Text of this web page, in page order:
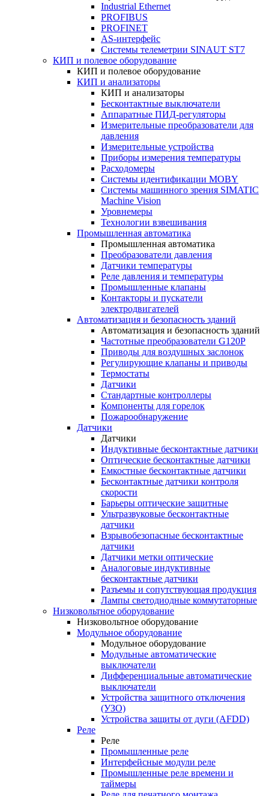
Industrial Ethernet
PROFIBUS
PROFINET
AS-интерфейс
Системы телеметрии SINAUT ST7
КИП и полевое оборудование
КИП и полевое оборудование
КИП и анализаторы
КИП и анализаторы
Бесконтактные выключатели
Аппаратные ПИД-регуляторы
Измерительные преобразователи для
давления
Измерительные устройства
Приборы измерения температуры
Расходомеры
Системы идентификации MOBY
Системы машинного зрения SIMATIC
Machine Vision
Уровнемеры
Технологии взвешивания
Промышленная автоматика
Промышленная автоматика
Преобразователи давления
Датчики температуры
Реле давления и температуры
Промышленные клапаны
Контакторы и пускатели
электродвигателей
Автоматизация и безопасность зданий
Автоматизация и безопасность зданий
Частотные преобразователи G120P
Приводы для воздушных заслонок
Регулирующие клапаны и приводы
Термостаты
Датчики
Стандартные контроллеры
Компоненты для горелок
Пожарообнаружение
Датчики
Датчики
Индуктивные бесконтактные датчики
Оптические бесконтактные датчики
Емкостные бесконтактные датчики
Бесконтактные датчики контроля
скорости
Барьеры оптические защитные
Ультразвуковые бесконтактные
датчики
Взрывобезопасные бесконтактные
датчики
Датчики метки оптические
Аналоговые индуктивные
бесконтактные датчики
Разъемы и сопутствующая продукция
Лампы светодиодные коммутаторные
Низковольтное оборудование
Низковольтное оборудование
Модульное оборудование
Модульное оборудование
Модульные автоматические
выключатели
Дифференциальные автоматические
выключатели
Устройства защитного отключения
(УЗО)
Устройства защиты от дуги (AFDD)
Реле
Реле
Промышленные реле
Интерфейсные модули реле
Промышленные реле времени и
таймеры